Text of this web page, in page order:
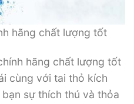
hãng chất lượng tốt
hãng chất lượng tốt
cùng với tai thỏ kích
sự thích thú và thỏa